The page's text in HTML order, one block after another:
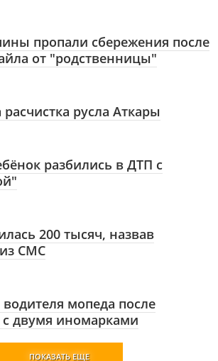
пропали сбережения после
от "родственницы"
русла Аткары
разбились в ДТП с
200 тысяч, назвав
СМС
водителя мопеда после
с двумя иномарками
ПОКАЗАТЬ ЕЩЕ